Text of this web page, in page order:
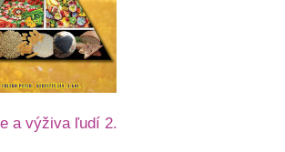
a výživa ľudí 2.